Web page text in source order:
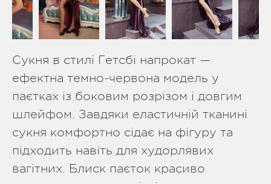
Сукня в стилі Гетсбі напрокат —
ефектна темно-червона модель у
паєтках із боковим розрізом і довгим
шлейфом. Завдяки еластичній тканині
сукня комфортно сідає на фігуру та
підходить навіть для худорлявих
вагітних. Блиск паєток красиво